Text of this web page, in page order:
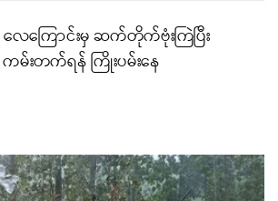
ြောင်းမှ ဆက်တိုက်ဗုံးကြဲပြီး
ကမ်းတက်ရန် ကြိုးပမ်းနေ